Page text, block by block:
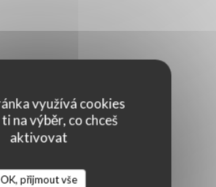
využívá cookies
na výběr, co chceš
aktivovat
OK, přijmout vše